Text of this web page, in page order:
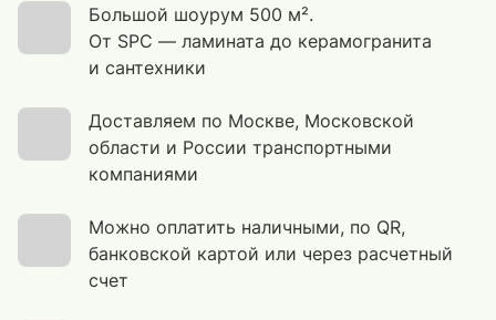
Большой шоурум 500 м².
От SPC — ламината до керамогранита
и сантехники
Доставляем по Москве, Московской
области и России транспортными
компаниями
Можно оплатить наличными, по QR,
банковской картой или через расчетный
счет